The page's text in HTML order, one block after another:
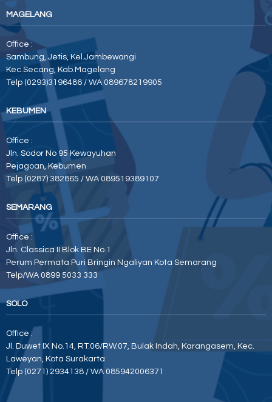
MAGELANG
Office :
Sambung, Jetis, Kel.Jambewangi
Kec.Secang, Kab.Magelang
Telp (0293)3196486 / WA 089678219905
KEBUMEN
Office :
Jln. Sodor No 95 Kewayuhan
Pejagoan, Kebumen
Telp (0287) 382865 / WA 089519389107
SEMARANG
Office :
Jln. Classica II Blok BE No.1
Perum Permata Puri Bringin Ngaliyan Kota Semarang
Telp/WA 0899 5033 333
SOLO
Office :
Jl. Duwet IX No.14, RT.06/RW.07, Bulak Indah, Karangasem, Kec.
Laweyan, Kota Surakarta
Telp (0271) 2934138 / WA 085942006371